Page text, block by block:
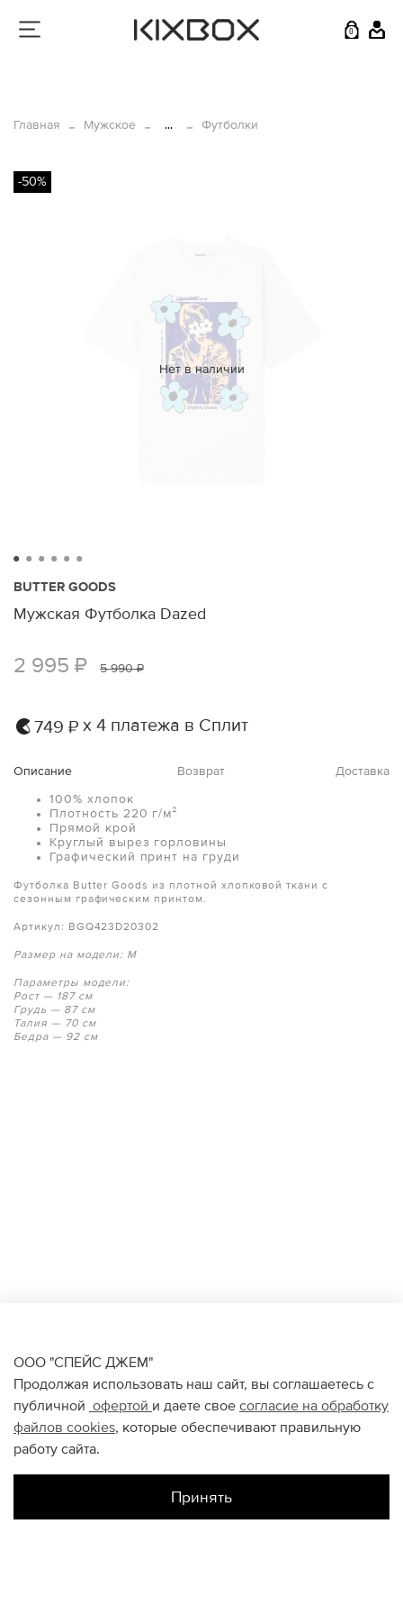
0
Главная Мужское ... Футболки
Нет в наличии
-50%
BUTTER GOODS
Мужская Футболка Dazed
2 995 ₽ 5 990 ₽
749 ₽ х 4 платежа в Сплит
Описание Возврат
Доставка
100% хлопок
Плотность 220 г/м²
Прямой крой
Круглый вырез горловины
Графический принт на груди
Футболка Butter Goods из плотной хлопковой ткани с
сезонным графическим принтом.
Артикул: BGQ423D20302
Размер на модели: M
Параметры модели:
Рост — 187 см
Грудь — 87 см
Талия — 70 см
Бедра — 92 см
ООО "СПЕЙС ДЖЕМ"
Продолжая использовать наш сайт, вы соглашаетесь с
публичной офертой и даете свое согласие на обработку
файлов cookies, которые обеспечивают правильную
работу сайта.
Принять